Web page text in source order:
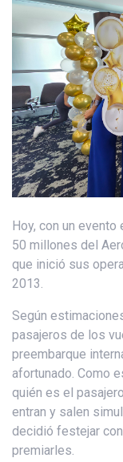
Hoy, con un
50 millones del
que inició sus
2013.
Según
pasajeros de los
preembarque
afortunado. Como
quién es el
entran y salen
decidió festejar
premiarles.